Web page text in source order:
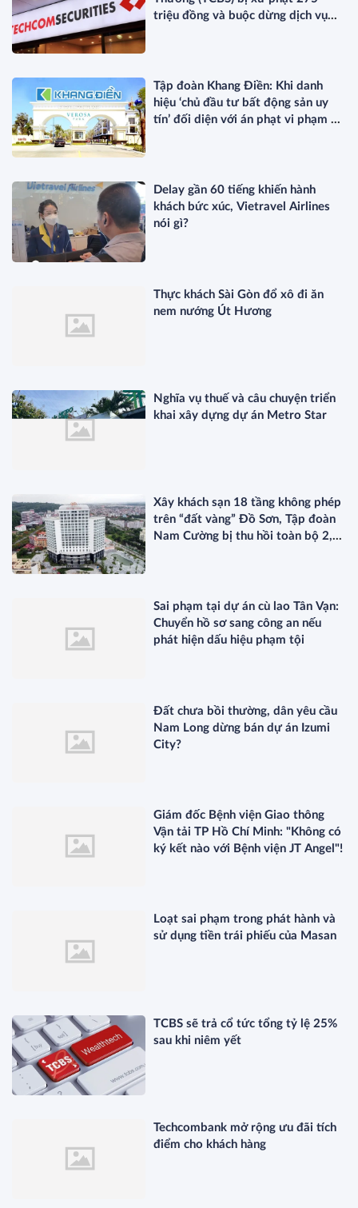
triệu đồng và buộc dừng dịch vụ
Tập đoàn Khang Điền: Khi danh
hiệu ‘chủ đầu tư bất động sản uy
tín’ đối diện với án phạt vi phạm về
Delay gần 60 tiếng khiến hành
khách bức xúc, Vietravel Airlines
nói gì?
Thực khách Sài Gòn đổ xô đi ăn
nem nướng Út Hương
Nghĩa vụ thuế và câu chuyện triển
khai xây dựng dự án Metro Star
Xây khách sạn 18 tầng không phép
trên “đất vàng” Đồ Sơn, Tập đoàn
Nam Cường bị thu hồi toàn bộ 2,5
Sai phạm tại dự án cù lao Tân Vạn:
Chuyển hồ sơ sang công an nếu
phát hiện dấu hiệu phạm tội
Đất chưa bồi thường, dân yêu cầu
Nam Long dừng bán dự án Izumi
City?
Giám đốc Bệnh viện Giao thông
Vận tải TP Hồ Chí Minh: "Không có
ký kết nào với Bệnh viện JT Angel"!
Loạt sai phạm trong phát hành và
sử dụng tiền trái phiếu của Masan
TCBS sẽ trả cổ tức tổng tỷ lệ 25%
sau khi niêm yết
Techcombank mở rộng ưu đãi tích
điểm cho khách hàng